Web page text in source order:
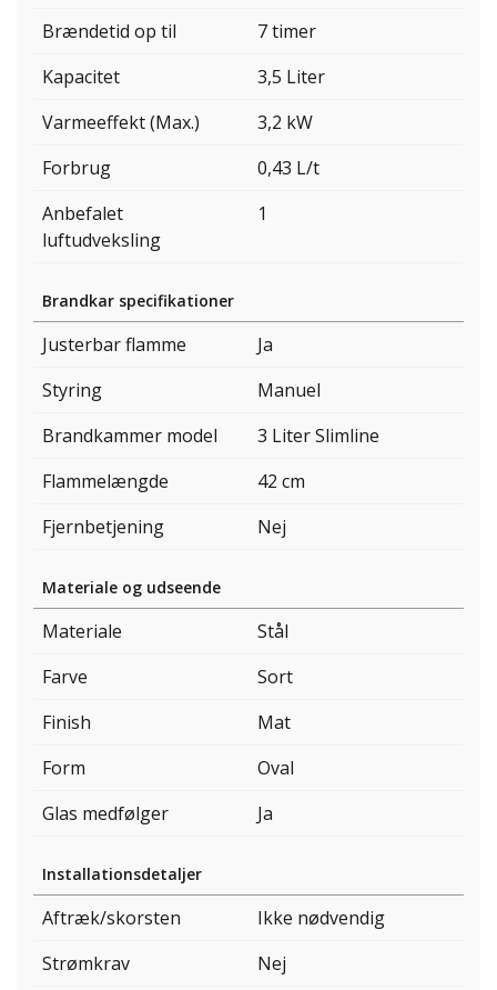
Brændetid op til
7 timer
Kapacitet
3,5 Liter
Varmeeffekt (Max.)
3,2 kW
Forbrug
0,43 L/t
Anbefalet
luftudveksling
1
Brandkar specifikationer
Justerbar flamme
Ja
Styring
Manuel
Brandkammer model
3 Liter Slimline
Flammelængde
42 cm
Fjernbetjening
Nej
Materiale og udseende
Materiale
Stål
Farve
Sort
Finish
Mat
Form
Oval
Glas medfølger
Ja
Installationsdetaljer
Aftræk/skorsten
Ikke nødvendig
Strømkrav
Nej